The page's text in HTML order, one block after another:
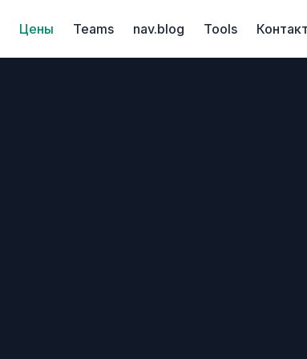
Цены Teams nav.blog Tools